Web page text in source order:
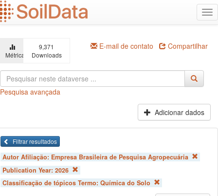
Ir
para
o
principal
Métricas
9,371
Downloads
E-mail de contato Compartilhar
Pesquisa avançada
Adicionar dados
Filtrar resultados
Autor Afiliação: Empresa Brasileira de Pesquisa Agropecuária
Publication Year: 2026
Classificação de tópicos Termo: Química do Solo